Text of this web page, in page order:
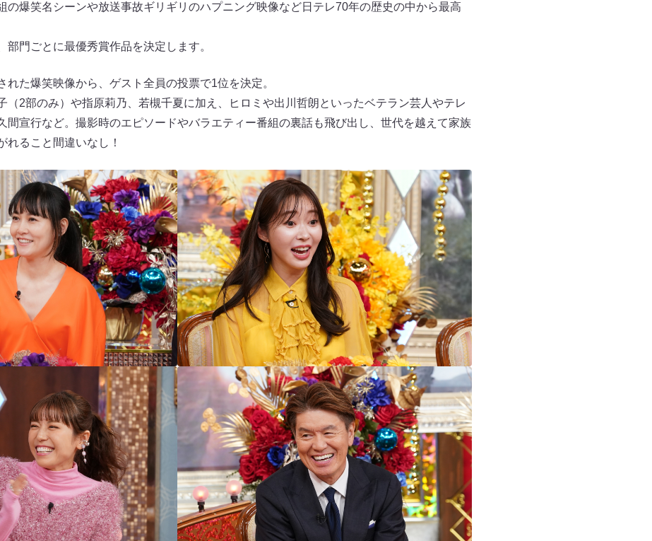
の爆笑名シーンや放送事故ギリギリのハプニング映像など日テレ70年の歴史の中から最高
部門ごとに最優秀賞作品を決定します。
れた爆笑映像から、ゲスト全員の投票で1位を決定。
（2部のみ）や指原莉乃、若槻千夏に加え、ヒロミや出川哲朗といったベテラン芸人やテレ
間宣行など。撮影時のエピソードやバラエティー番組の裏話も飛び出し、世代を越えて家族
れること間違いなし！